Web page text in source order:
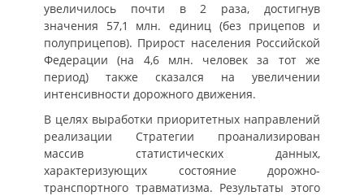
увеличилось почти в 2 раза, достигнув
значения 57,1 млн. единиц (без прицепов и
полуприцепов). Прирост населения Российской
Федерации (на 4,6 млн. человек за тот же
период) также сказался на увеличении
интенсивности дорожного движения.
В целях выработки приоритетных направлений
реализации Стратегии проанализирован
массив статистических данных,
характеризующих состояние дорожно-
транспортного травматизма. Результаты этого